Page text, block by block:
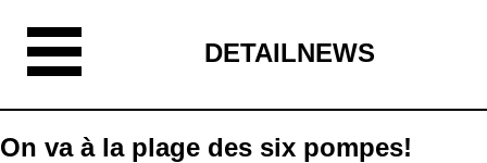
DETAILNEWS
On va à la plage des six pompes!